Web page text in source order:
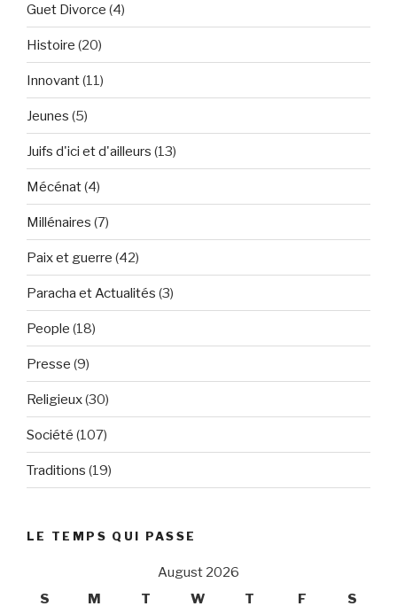
Guet Divorce (4)
Histoire (20)
Innovant(11)
Jeunes (5)
Juifs d'ici et d'ailleurs (13)
Mécénat(4)
Millénaires (7)
Paix et guerre (42)
Paracha et Actualités (3)
People (18)
Presse (9)
Religieux(30)
Société (107)
Traditions (19)
LE TEMPS QUI PASSE
August 2026
S
M T W T F S